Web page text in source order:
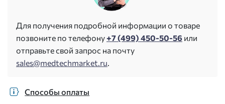
Для получения подробной информации о товаре
позвоните по телефону+7 (499) 450-50-56 или
отправьте свой запрос на почту
sales@medtechmarket.ru.
Способы оплаты